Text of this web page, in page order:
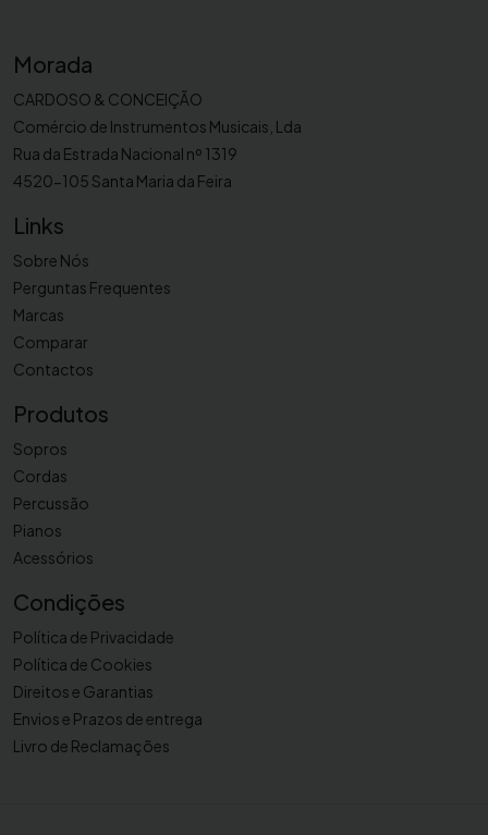
a
x
o
f
o
e
B
G
S
1
0
H
Morada
CARDOSO & CONCEIÇÃO
Comércio de Instrumentos Musicais, Lda
Rua da Estrada Nacional nº 1319
4520-105 Santa Maria da Feira
Links
Sobre Nós
Perguntas Frequentes
Marcas
Comparar
Contactos
Produtos
Sopros
Cordas
Percussão
Pianos
Acessórios
Condições
Política de Privacidade
Política de Cookies
Direitos e Garantias
Envios e Prazos de entrega
Livro de Reclamações